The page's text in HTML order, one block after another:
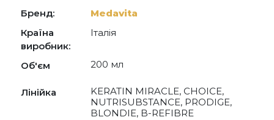
Бренд:
Medavita
Країна
виробник:
Італія
Об'єм 200 мл
Лінійка
KERATIN MIRACLE, CHOICE,
NUTRISUBSTANCE, PRODIGE,
BLONDIE, B-REFIBRE